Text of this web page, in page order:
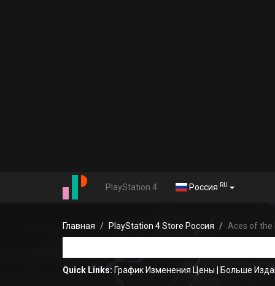
PlayStation 4 Россия RU
Главная PlayStation 4 Store Россия Aces of
Quick Links: График Изменения Цены Больше